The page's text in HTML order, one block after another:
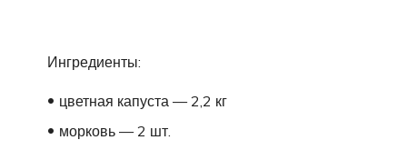
Ингредиенты:
цветная капуста — 2,2 кг
морковь — 2 шт.